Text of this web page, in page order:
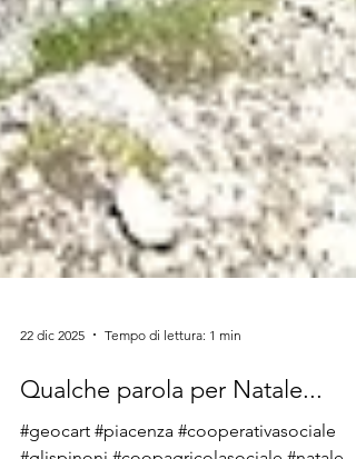
22 dic 2025 Tempo di lettura: 1 min
Qualche parola per Natale...